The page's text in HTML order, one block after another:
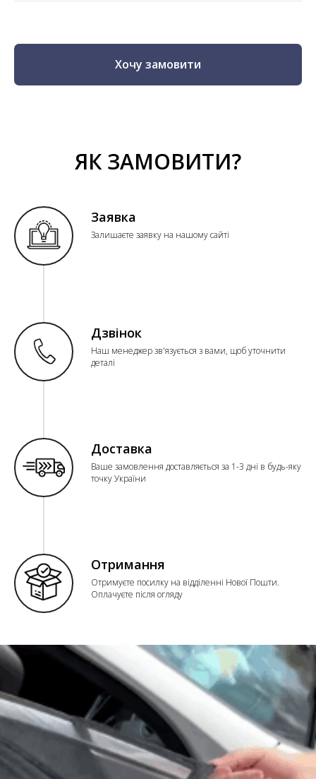
Хочу замовити
ЯК ЗАМОВИТИ?
Заявка
Залишаєте заявку на нашому сайті
Дзвінок
Наш менеджер зв'язується з вами, щоб уточнити
деталі
Доставка
Ваше замовлення доставляється за 1-3 дні в будь-яку
точку України
Отримання
Отримуєте посилку на відділенні Нової Пошти.
Оплачуєте після огляду